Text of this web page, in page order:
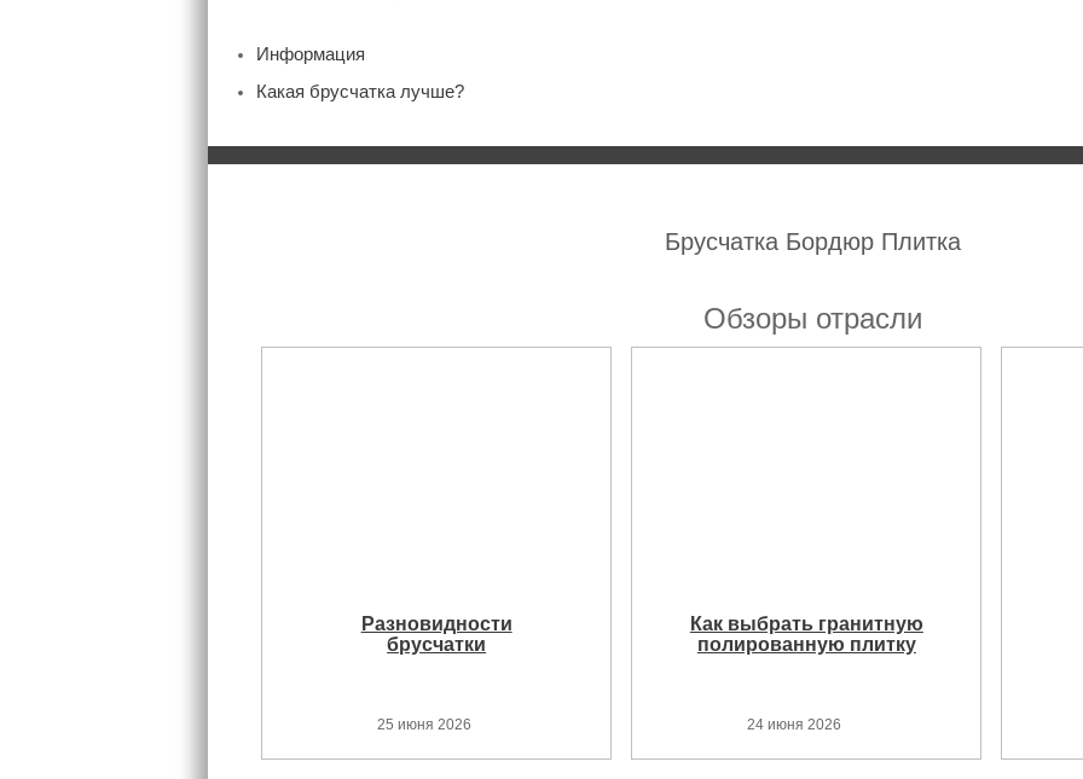
Информация
Какая брусчатка лучше?
Брусчатка Бордюр Плитка
Обзоры отрасли
Разновидности
брусчатки
25 июня 2026
Как выбрать гранитную
полированную плитку
24 июня 2026